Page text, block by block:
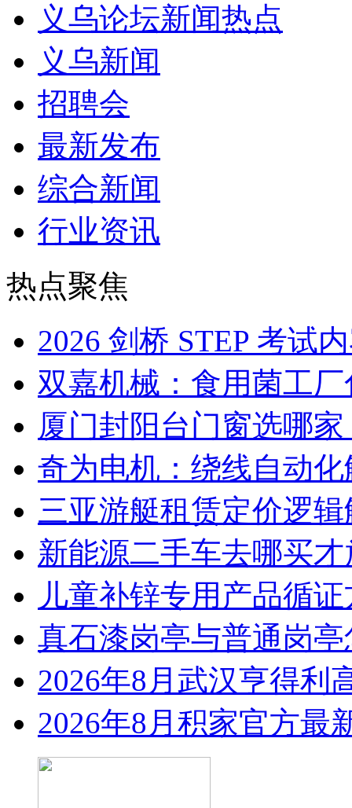
义乌论坛新闻热点
义乌新闻
招聘会
最新发布
综合新闻
行业资讯
热点聚焦
2026 剑桥 STEP 考试
双嘉机械：食用菌工
厦门封阳台门窗选哪
奇为电机：绕线自动
三亚游艇租赁定价逻
新能源二手车去哪买
儿童补锌专用产品循
真石漆岗亭与普通岗
2026年8月武汉亨得利
2026年8月积家官方最